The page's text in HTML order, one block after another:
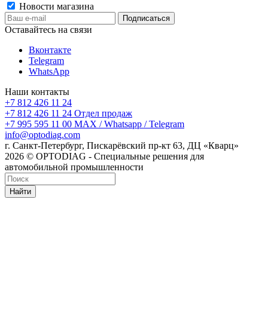
Новости магазина
Оставайтесь на связи
Вконтакте
Telegram
WhatsApp
Наши контакты
+7 812 426 11 24
+7 812 426 11 24 Отдел продаж
+7 995 595 11 00 MAX / Whatsapp / Telegram
info@optodiag.com
г. Санкт-Петербург, Пискарёвский пр-кт 63, ДЦ «Кварц»
2026 © OPTODIAG - Специальные решения для
автомобильной промышленности
Найти